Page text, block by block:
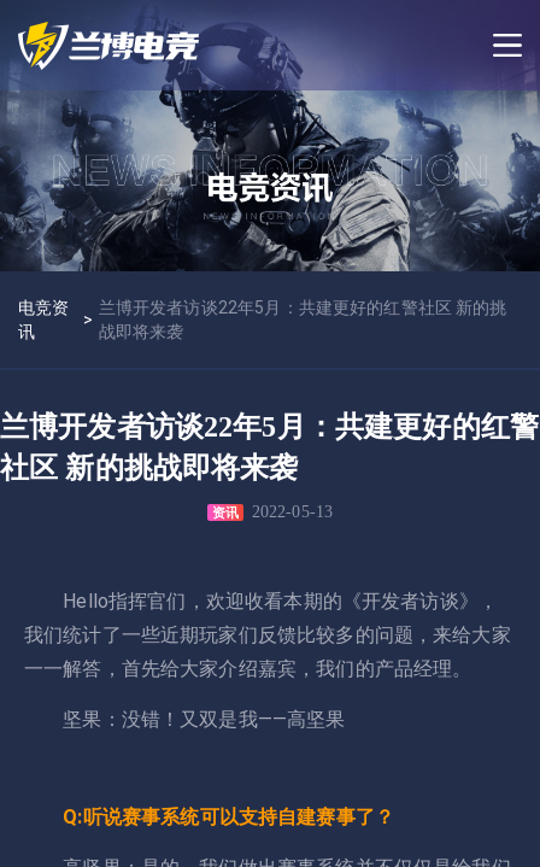
电竞资
讯
>
兰博开发者访谈22年5月：共建更好的红警社区 新的挑
战即将来袭
兰博开发者访谈22年5月：共建更好的红警
社区 新的挑战即将来袭
资讯 2022-05-13
Hello指挥官们，欢迎收看本期的《开发者访谈》，
我们统计了一些近期玩家们反馈比较多的问题，来给大家
一一解答，首先给大家介绍嘉宾，我们的产品经理。
坚果：没错！又双是我——高坚果
Q:听说赛事系统可以支持自建赛事了？